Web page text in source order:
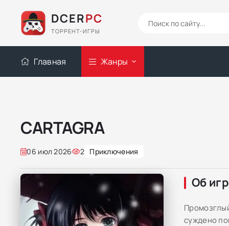
DCERPC
ТОРРЕНТ-ИГРЫ
Главная Жанры
CARTAGRA
06 июл 2026 2 Приключения
Об
суждено